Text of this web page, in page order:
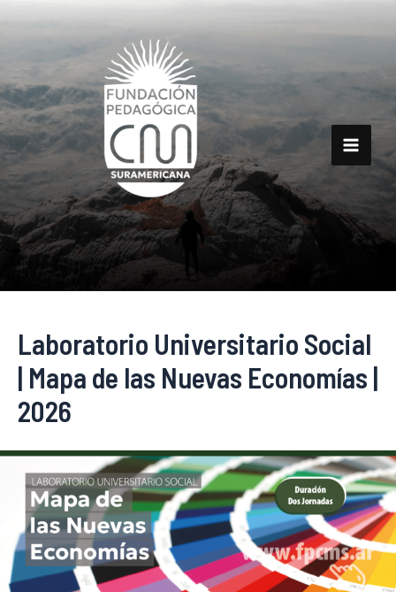
contenido
Main
Laboratorio Universitario Social
| Mapa de las Nuevas Economías |
2026